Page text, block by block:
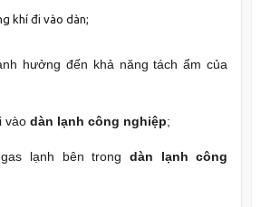
khí đi vào dàn;
hưởng đến khả năng tách ẩm của
vào dàn lạnh công nghiệp;
lạnh bên trong dàn lạnh công